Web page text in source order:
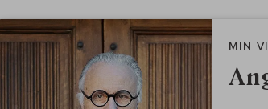
MIN